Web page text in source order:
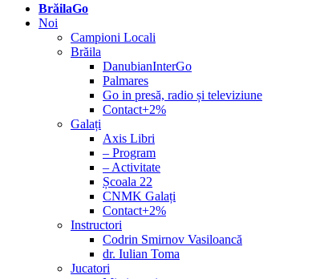
BrăilaGo
Noi
Campioni Locali
Brăila
DanubianInterGo
Palmares
Go in presă, radio și televiziune
Contact+2%
Galați
Axis Libri
– Program
– Activitate
Școala 22
CNMK Galați
Contact+2%
Instructori
Codrin Smirnov Vasiloancă
dr. Iulian Toma
Jucatori